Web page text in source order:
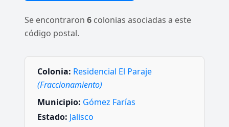
Se encontraron 6 colonias asociadas a este
código postal.
Colonia: Residencial El Paraje
(Fraccionamiento)
Municipio: Gómez Farías
Estado: Jalisco